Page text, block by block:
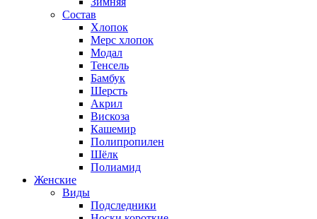
Состав
Хлопок
Мерс хлопок
Модал
Тенсель
Бамбук
Шерсть
Акрил
Вискоза
Кашемир
Полипропилен
Шёлк
Полиамид
Женские
Виды
Подследники